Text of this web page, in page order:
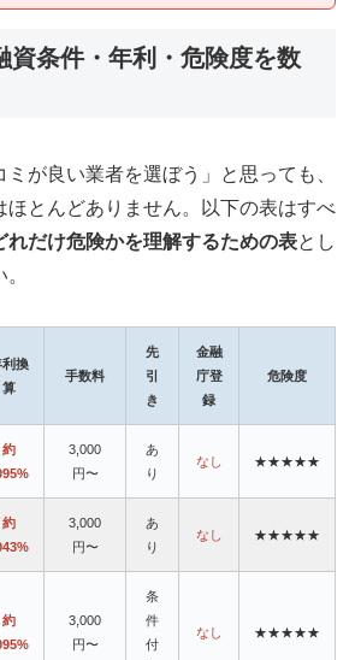
資条件・年利・危険度を数
が良い業者を選ぼう」と思っても、
ほとんどありません。以下の表はすべ
れだけ危険かを理解するための表とし
利換
算
手数料
先
引
き
金融
庁登
録
危険度
約
3,000
円〜
あ
り
なし ★★★★★
約
3,000
円〜
あ
り
なし ★★★★★
約
3,000
円〜
条
件
付
なし ★★★★★